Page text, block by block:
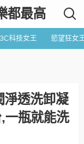
都最高
3C科技女王 慾望狂女
淨透洗卸凝
一瓶就能洗